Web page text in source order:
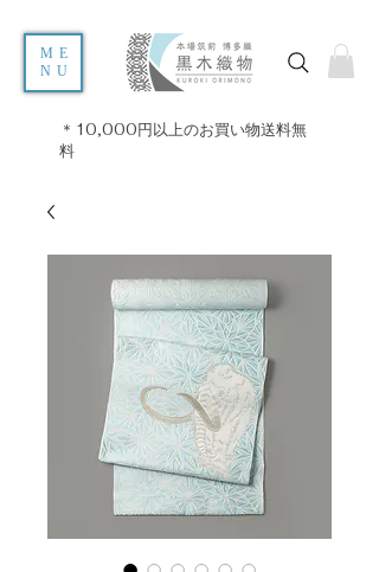
ME
NU
＊10,000円以上のお買い物送料無
料